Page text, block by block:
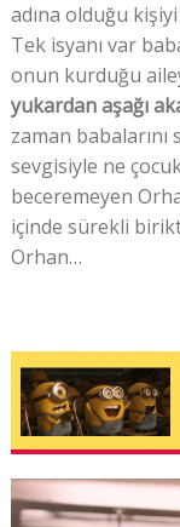
adına olduğu
Tek isyanı var
onun kurduğu
yukardan aşağı
zaman babalarını
sevgisiyle ne
beceremeyen
içinde sürekli
Orhan…